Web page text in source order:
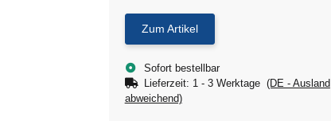
Zum Artikel
Sofort bestellbar
Lieferzeit: 1 - 3 Werktage (DE - Ausland
abweichend)